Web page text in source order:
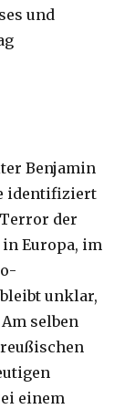
und
Benjamin
identifiziert
der
Europa, im
unklar,
selben
einem